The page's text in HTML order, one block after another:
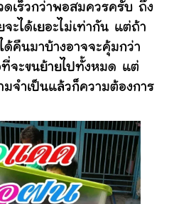
ดเร็วกว่าพอสมควรครับ ถึง
ะได้เยอะไม่เท่ากัน แต่ถ้า
ด้คืนมาบ้างอาจจะคุ้มกว่า
จะขนย้ายไปทั้งหมด แต่
จำเป็นแล้วก็ความต้องการ